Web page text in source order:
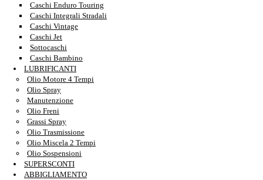
Caschi Enduro Touring
Caschi Integrali Stradali
Caschi Vintage
Caschi Jet
Sottocaschi
Caschi Bambino
LUBRIFICANTI
Olio Motore 4 Tempi
Olio Spray
Manutenzione
Olio Freni
Grassi Spray
Olio Trasmissione
Olio Miscela 2 Tempi
Olio Sospensioni
SUPERSCONTI
ABBIGLIAMENTO